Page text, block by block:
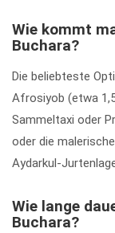
Wie kommt
Buchara?
Die beliebteste
Afrosiyob (etwa
Sammeltaxi oder
oder die
Aydarkul-
Wie lange
Buchara?